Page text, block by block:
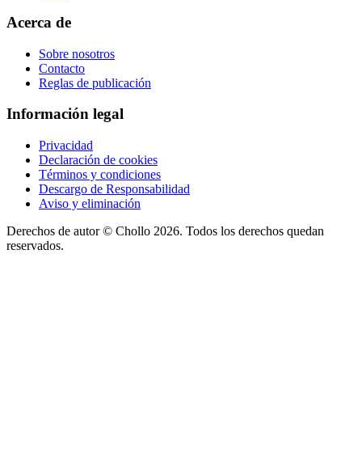
Acerca de
Sobre nosotros
Contacto
Reglas de publicación
Información legal
Privacidad
Declaración de cookies
Términos y condiciones
Descargo de Responsabilidad
Aviso y eliminación
Derechos de autor © Chollo 2026. Todos los derechos quedan
reservados.